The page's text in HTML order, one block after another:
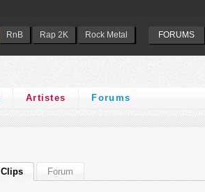
RnB Rap 2K Rock Metal FORUMS
Artistes Forums
Clips Forum